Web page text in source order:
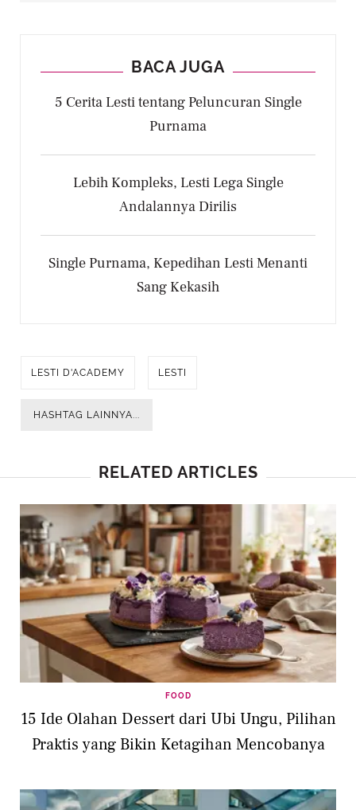
BACA JUGA
5 Cerita Lesti tentang Peluncuran Single
Purnama
Lebih Kompleks, Lesti Lega Single
Andalannya Dirilis
Single Purnama, Kepedihan Lesti Menanti
Sang Kekasih
LESTI D'ACADEMY LESTI
HASHTAG LAINNYA...
RELATED ARTICLES
FOOD
15 Ide Olahan Dessert dari Ubi Ungu, Pilihan
Praktis yang Bikin Ketagihan Mencobanya